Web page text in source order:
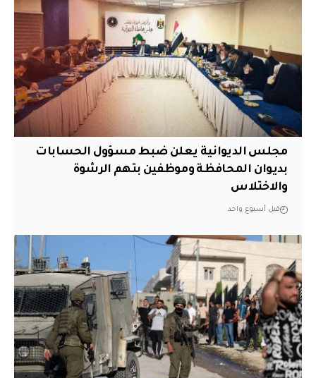
مجلس الديوانية يعلن ضبط مسؤول الحسابات
بديوان المحافظة وموظفين بتهم الرشوة
والاختلاس
قبل أسبوع واحد